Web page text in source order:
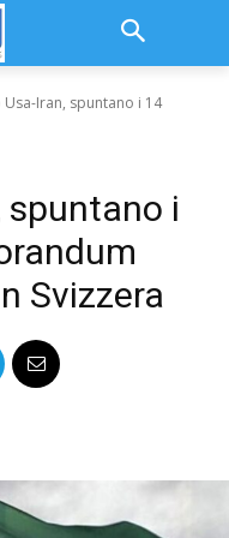
Iran, spuntano i 14
spuntano i
Svizzera